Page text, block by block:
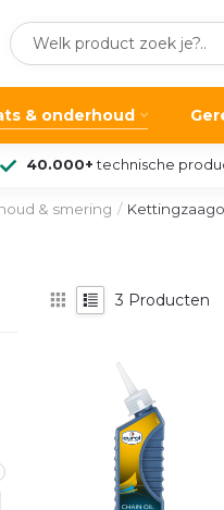
& onderhoud
40.000+ technische
& smering /
3 Producten